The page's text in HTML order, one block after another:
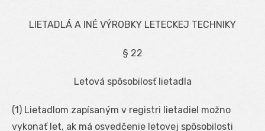
LIETADLÁ A INÉ VÝROBKY LETECKEJ TECHNIKY
§ 22
Letová spôsobilosť lietadla
(1) Lietadlom zapísaným v registri lietadiel možno
vykonať let, ak má osvedčenie letovej spôsobilosti